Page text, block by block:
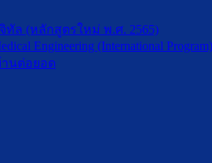
ล (หลักสูตรใหม่ พ.ศ. 2565)
Engineering (International Program)
นต่อยอด